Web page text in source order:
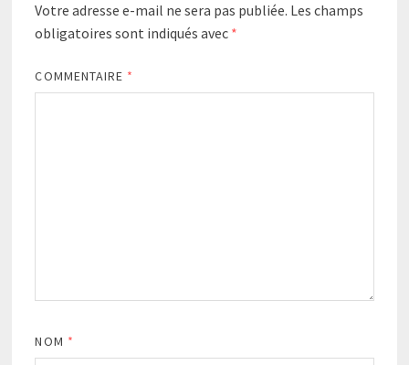
Votre adresse e-mail ne sera pas publiée. Les champs
obligatoires sont indiqués avec *
COMMENTAIRE *
NOM *